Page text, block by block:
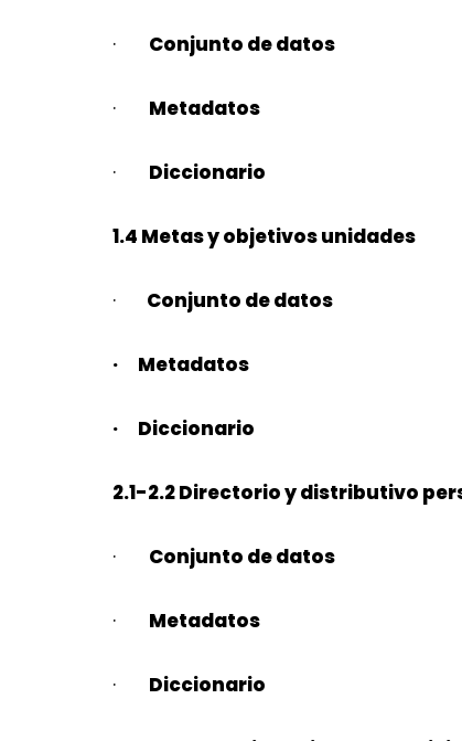
· Conjunto de datos
· Metadatos
· Diccionario
1.4 Metas y objetivos unidades
· Conjunto de datos
· Metadatos
· Diccionario
2.1-2.2 Directorio y distributivo
· Conjunto de datos
· Metadatos
· Diccionario